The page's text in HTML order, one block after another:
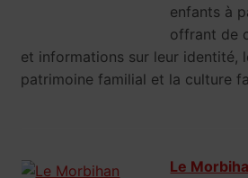
enfants à
offrant de
et informations sur leur identité,
patrimoine familial et la culture
Le